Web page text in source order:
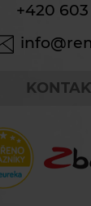
+420 603